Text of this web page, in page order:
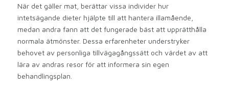
När det gäller mat, berättar vissa individer hur
intetsägande dieter hjälpte till att hantera illamående,
medan andra fann att det fungerade bäst att upprätthålla
normala ätmönster. Dessa erfarenheter understryker
behovet av personliga tillvägagångssätt och värdet av att
lära av andras resor för att informera sin egen
behandlingsplan.